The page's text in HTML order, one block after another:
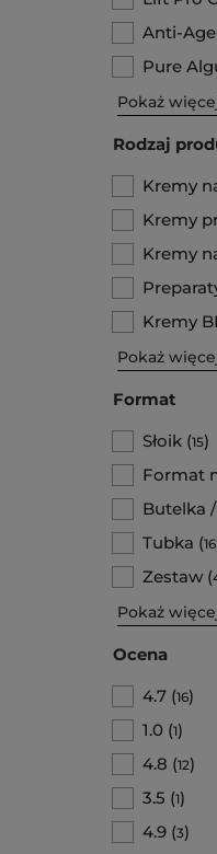
Anti-
Pure
Pokaż
Rodzaj
Kremy
Kremy
Kremy
Kremy
Pokaż
Format
Słoik (15)
Format
Butelka
Tubka (16
Zestaw (
Pokaż
Ocena
4.7 (16)
1.0 (1)
4.8 (12)
3.5 (1)
4.9 (3)